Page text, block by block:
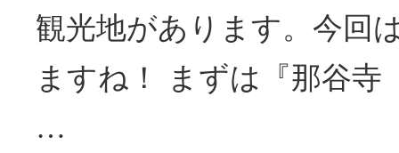
観光地があります。今回
ますね！ まずは『那谷寺
…